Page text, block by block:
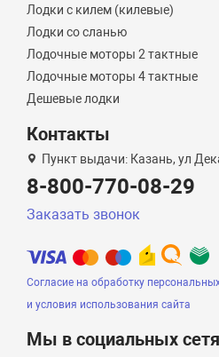
Лодки с килем (килевые)
Лодки со сланью
Лодочные моторы 2 тактные
Лодочные моторы 4 тактные
Дешевые лодки
Контакты
Пункт выдачи: Казань, ул
8-800-770-08-29
Заказать звонок
Согласие на обработку
и условия использования сайта
Мы в социальных